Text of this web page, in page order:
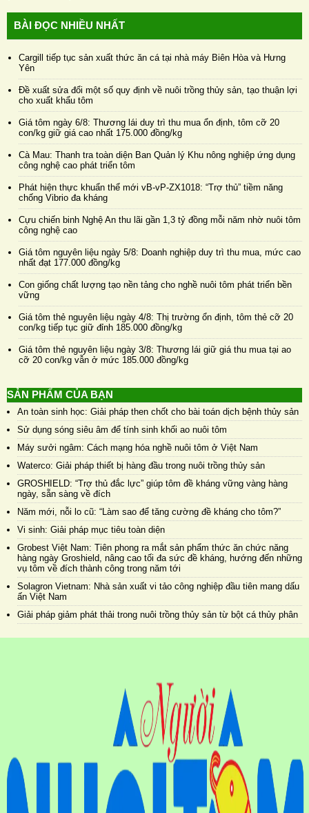
BÀI ĐỌC NHIỀU NHẤT
Cargill tiếp tục sản xuất thức ăn cá tại nhà máy Biên Hòa và Hưng
Yên
Đề xuất sửa đổi một số quy định về nuôi trồng thủy sản, tạo thuận lợi
cho xuất khẩu tôm
Giá tôm ngày 6/8: Thương lái duy trì thu mua ổn định, tôm cỡ 20
con/kg giữ giá cao nhất 175.000 đồng/kg
Cà Mau: Thanh tra toàn diện Ban Quản lý Khu nông nghiệp ứng dụng
công nghệ cao phát triển tôm
Phát hiện thực khuẩn thể mới vB-vP-ZX1018: “Trợ thủ” tiềm năng
chống Vibrio đa kháng
Cựu chiến binh Nghệ An thu lãi gần 1,3 tỷ đồng mỗi năm nhờ nuôi tôm
công nghệ cao
Giá tôm nguyên liệu ngày 5/8: Doanh nghiệp duy trì thu mua, mức cao
nhất đạt 177.000 đồng/kg
Con giống chất lượng tạo nền tảng cho nghề nuôi tôm phát triển bền
vững
Giá tôm thẻ nguyên liệu ngày 4/8: Thị trường ổn định, tôm thẻ cỡ 20
con/kg tiếp tục giữ đỉnh 185.000 đồng/kg
Giá tôm thẻ nguyên liệu ngày 3/8: Thương lái giữ giá thu mua tại ao
cỡ 20 con/kg vẫn ở mức 185.000 đồng/kg
SẢN PHẨM CỦA BẠN
An toàn sinh học: Giải pháp then chốt cho bài toán dịch bệnh thủy sản
Sử dụng sóng siêu âm để tính sinh khối ao nuôi tôm
Máy sưởi ngâm: Cách mạng hóa nghề nuôi tôm ở Việt Nam
Waterco: Giải pháp thiết bị hàng đầu trong nuôi trồng thủy sản
GROSHIELD: “Trợ thủ đắc lực” giúp tôm đề kháng vững vàng hàng
ngày, sẵn sàng về đích
Năm mới, nỗi lo cũ: “Làm sao để tăng cường đề kháng cho tôm?”
Vi sinh: Giải pháp mục tiêu toàn diện
Grobest Việt Nam: Tiên phong ra mắt sản phẩm thức ăn chức năng
hàng ngày Groshield, nâng cao tối đa sức đề kháng, hướng đến những
vụ tôm về đích thành công trong năm tới
Solagron Vietnam: Nhà sản xuất vi tảo công nghiệp đầu tiên mang dấu
ấn Việt Nam
Giải pháp giảm phát thải trong nuôi trồng thủy sản từ bột cá thủy phân